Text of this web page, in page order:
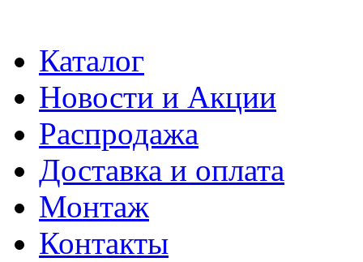
Каталог
Новости и Акции
Распродажа
Доставка и оплата
Монтаж
Контакты